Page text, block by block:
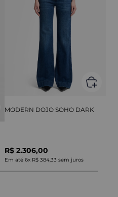
MODERN DOJO SOHO DARK
R$ 2.306,00
Em até 6x R$ 384,33 sem juros